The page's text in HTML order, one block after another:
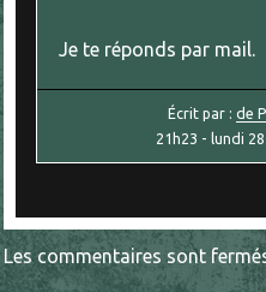
Je te réponds par mail.
Écrit par : de
21h23 - lundi 28
Les commentaires sont